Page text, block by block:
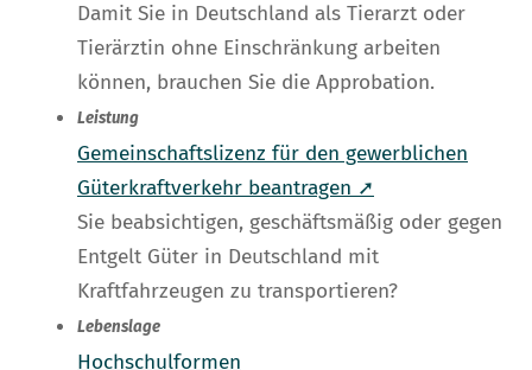
Damit Sie in Deutschland als Tierarzt oder
Tierärztin ohne Einschränkung arbeiten
können, brauchen Sie die Approbation.
Leistung
Gemeinschaftslizenz für den gewerblichen
Güterkraftverkehr beantragen ➚
Sie beabsichtigen, geschäftsmäßig oder gegen
Entgelt Güter in Deutschland mit
Kraftfahrzeugen zu transportieren?
Lebenslage
Hochschulformen